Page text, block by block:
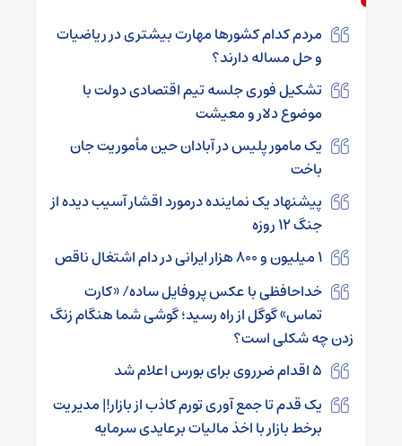
مردم کدام کشورها مهارت‌ بیشتری در ریاضیات
و حل مساله دارند؟
تشکیل فوری جلسه تیم اقتصادی دولت با
موضوع دلار و معیشت
یک مامور پلیس در آبادان حین مأموریت جان
باخت
پیشنهاد یک نماینده درمورد اقشار آسیب دیده از
جنگ ۱۲ روزه
۱ میلیون و ۸۰۰ هزار ایرانی در دام اشتغال ناقص
خداحافظی با عکس پروفایل ساده/ «کارت
تماس» گوگل از راه رسید؛ گوشی شما هنگام زنگ
زدن چه شکلی است؟
۵ اقدام ضرروی برای بورس اعلام شد
یک قدم تا جمع آوری تورم کاذب از بازار!| مدیریت
برخط بازار با اخذ مالیات برعایدی سرمایه